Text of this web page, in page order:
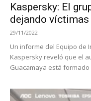
Kaspersky: El
dejando
29/11/2022
Un informe del Equipo de
Kaspersky reveló que el
Guacamaya está